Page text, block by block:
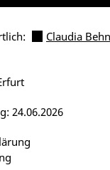
Claudia
24.06.2026